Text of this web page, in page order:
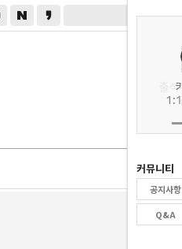
커뮤니티
공지사항
Q&A